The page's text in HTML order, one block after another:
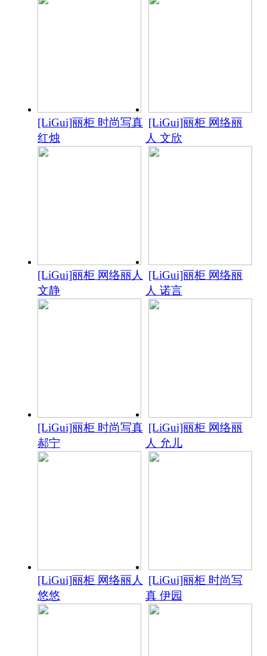
[LiGui]丽柜 时尚写真
红烛
[LiGui]丽柜 网络丽
人 文欣
[LiGui]丽柜 网络丽人
文静
[LiGui]丽柜 网络丽
人 诺言
[LiGui]丽柜 时尚写真
郝宁
[LiGui]丽柜 网络丽
人 允儿
[LiGui]丽柜 网络丽人
悠悠
[LiGui]丽柜 时尚写
真 伊园